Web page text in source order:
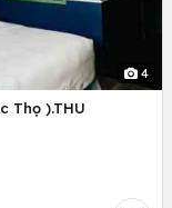
4
Thọ ).THU